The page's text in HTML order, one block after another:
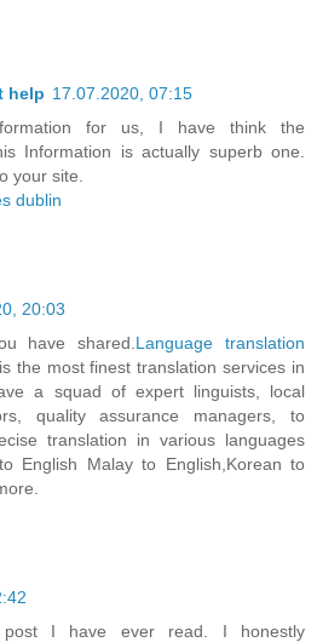
help 17.07.2020, 07:15
for us, I have think the
Information is actually superb one.
your site.
dublin
20:03
have shared. Language translation
the most finest translation services in
a squad of expert linguists, local
quality assurance managers, to
translation in various languages
English Malay to English,Korean to
I have ever read. I honestly